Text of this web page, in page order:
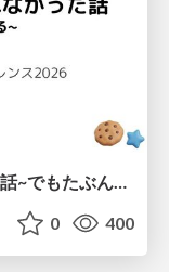
若手としての正解を得られなかった話~でもたぶん生きのこれる~
0 400